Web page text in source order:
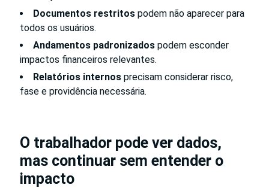
Documentos restritos podem não aparecer para
todos os usuários.
Andamentos padronizados podem esconder
impactos financeiros relevantes.
Relatórios internos precisam considerar risco,
fase e providência necessária.
O trabalhador pode ver dados,
mas continuar sem entender o
impacto